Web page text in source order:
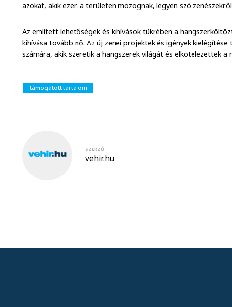
azokat, akik ezen a területen mozognak, legyen szó
Az említett lehetőségek és kihívások tükrében a
kihívása tovább nő. Az új zenei projektek és igények
számára, akik szeretik a hangszerek világát és elkötelezettek
támogatott tartalom
SZERZŐ
vehir.hu